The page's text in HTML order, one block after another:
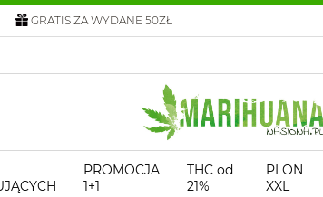
GRATIS ZA WYDANE 50ZŁ
PROMOCJA
1+1
THC od
21%
PLON
XXL